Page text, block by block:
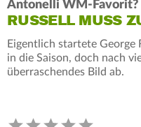
Antonelli WM-
RUSSELL MUSS
Eigentlich startete George
in die Saison, doch nach
überraschendes Bild ab.